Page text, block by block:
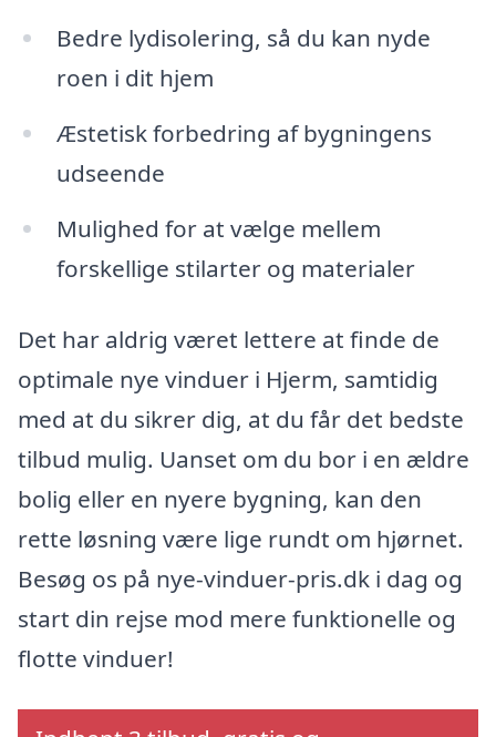
Bedre lydisolering, så du kan nyde
roen i dit hjem
Æstetisk forbedring af bygningens
udseende
Mulighed for at vælge mellem
forskellige stilarter og materialer
Det har aldrig været lettere at finde de
optimale nye vinduer i Hjerm, samtidig
med at du sikrer dig, at du får det bedste
tilbud mulig. Uanset om du bor i en ældre
bolig eller en nyere bygning, kan den
rette løsning være lige rundt om hjørnet.
Besøg os på nye-vinduer-pris.dk i dag og
start din rejse mod mere funktionelle og
flotte vinduer!